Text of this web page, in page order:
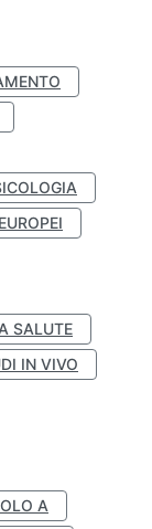
SALUTE
IN VIVO
A